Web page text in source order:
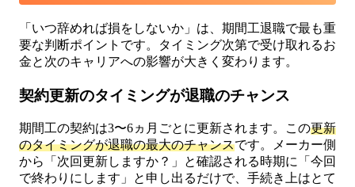
「いつ辞めれば損をしないか」は、期間工退職で最も重
要な判断ポイントです。タイミング次第で受け取れるお
金と次のキャリアへの影響が大きく変わります。
契約更新のタイミングが退職のチャンス
期間工の契約は3〜6ヵ月ごとに更新されます。この更新
のタイミングが退職の最大のチャンスです。メーカー側
から「次回更新しますか？」と確認される時期に「今回
で終わりにします」と申し出るだけで、手続き上はとて